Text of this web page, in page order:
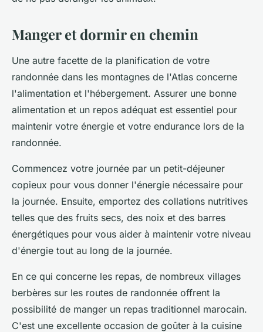
Manger et dormir en chemin
Une autre facette de la planification de votre
randonnée dans les montagnes de l'Atlas concerne
l'alimentation et l'hébergement. Assurer une bonne
alimentation et un repos adéquat est essentiel pour
maintenir votre énergie et votre endurance lors de la
randonnée.
Commencez votre journée par un petit-déjeuner
copieux pour vous donner l'énergie nécessaire pour
la journée. Ensuite, emportez des collations nutritives
telles que des fruits secs, des noix et des barres
énergétiques pour vous aider à maintenir votre niveau
d'énergie tout au long de la journée.
En ce qui concerne les repas, de nombreux villages
berbères sur les routes de randonnée offrent la
possibilité de manger un repas traditionnel marocain.
C'est une excellente occasion de goûter à la cuisine